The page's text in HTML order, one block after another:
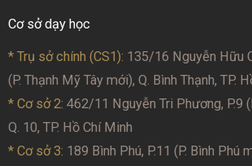
Cơ sở dạy học
* Trụ sở chính (CS1): 135/16 Nguyễn Hữu
(P. Thạnh Mỹ Tây mới), Q. Bình Thạnh, TP.
* Cơ sở 2: 462/11 Nguyễn Tri Phương, P.9
Q. 10, TP. Hồ Chí Minh
* Cơ sở 3: 189 Bình Phú, P.11 (P. Bình Phú